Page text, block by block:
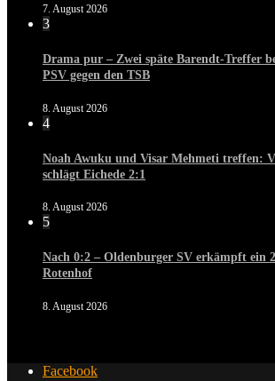
7. August 2026
3
Drama pur – Zwei späte Barendt-Treffer
PSV gegen den TSB
8. August 2026
4
Noah Awuku und Visar Mehmeti treffen:
schlägt Eichede 2:1
8. August 2026
5
Nach 0:2 – Oldenburger SV erkämpft ein
Rotenhof
8. August 2026
Facebook